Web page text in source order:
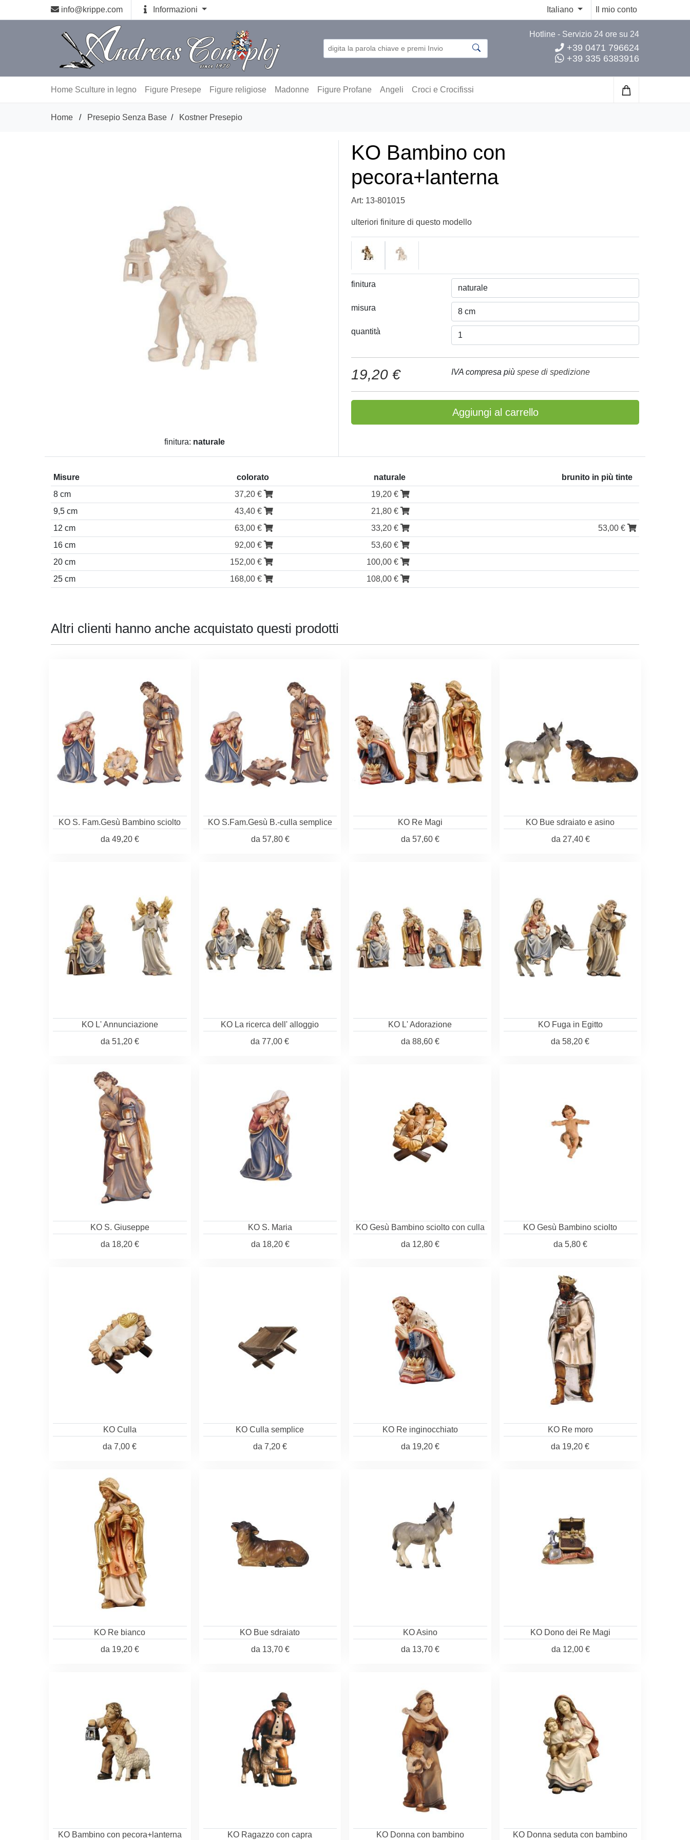
info@krippe.com Informazioni Italiano Il mio conto
Hotline - Servizio 24 ore su 24
+39 0471 796624
+39 335 6383916
Home Sculture in legno Figure Presepe Figure religiose Madonne Figure Profane Angeli Croci e Crocifissi
Home / Presepio Senza Base / Kostner Presepio
finitura: naturale
KO Bambino con
pecora+lanterna
Art: 13-801015
ulteriori finiture di questo modello
finitura
misura
quantità
19,20 € IVA compresa più spese di spedizione
Aggiungi al carrello
Misure colorato naturale
brunito in più tinte
8 cm
37,20 €
19,20 €
9,5 cm
43,40 €
21,80 €
12 cm
63,00 € 33,20 €
53,00 €
16 cm
92,00 €
53,60 €
20 cm
152,00 €
100,00 €
25 cm
168,00 € 108,00 €
Altri clienti hanno anche acquistato questi prodotti
KO S. Fam.Gesù Bambino sciolto
da 49,20 €
KO S.Fam.Gesù B.-culla semplice
da 57,80 €
KO Re Magi
da 57,60 €
KO Bue sdraiato e asino
da 27,40 €
KO L' Annunciazione
da 51,20 €
KO La ricerca dell' alloggio
da 77,00 €
KO L' Adorazione
da 88,60 €
KO Fuga in Egitto
da 58,20 €
KO S. Giuseppe
da 18,20 €
KO S. Maria
da 18,20 €
KO Gesù Bambino sciolto con culla
da 12,80 €
KO Gesù Bambino sciolto
da 5,80 €
KO Culla
da 7,00 €
KO Culla semplice
da 7,20 €
KO Re inginocchiato
da 19,20 €
KO Re moro
da 19,20 €
KO Re bianco
da 19,20 €
KO Bue sdraiato
da 13,70 €
KO Asino
da 13,70 €
KO Dono dei Re Magi
da 12,00 €
KO Bambino con pecora+lanterna KO Ragazzo con capra KO Donna con bambino KO Donna seduta con bambino